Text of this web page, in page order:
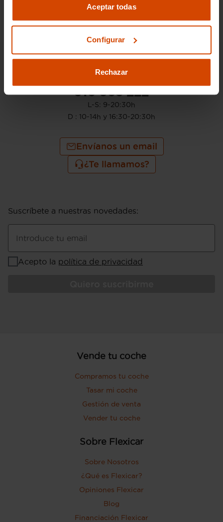
Aceptar todas
Configurar
Rechazar
Ir a gestión de venta
910 605 222
L-S: 9-20:30h
D : 10-14h y 16:30-20:30h
Envíanos un email
¿Te llamamos?
Suscríbete a nuestras novedades:
Introduce tu email
Acepto la política de privacidad
Vende tu coche
Compramos tu coche
Tasar mi coche
Gestión de venta
Vender tu coche
Sobre Flexicar
Sobre Nosotros
¿Qué es Flexicar?
Opiniones Flexicar
Blog
Financiación Flexicar